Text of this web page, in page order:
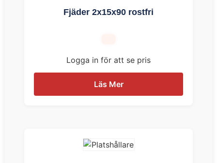
Fjäder 2x15x90 rostfri
Logga in för att se pris
Läs Mer